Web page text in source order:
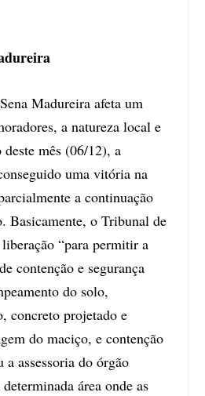
Madureira afeta um
a natureza local e
mês (06/12), a
uma vitória na
a continuação
Basicamente, o Tribunal de
“para permitir a
contenção e segurança
do solo,
concreto projetado e
do maciço, e contenção
assessoria do órgão
área onde as